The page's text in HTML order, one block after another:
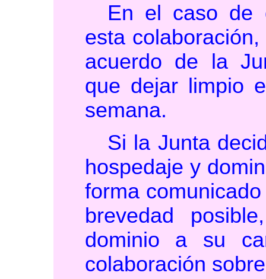
En el caso de
esta
acuerdo de la
que dejar limpio
semana.
Si la Junta
hospedaje y
forma
brevedad
dominio a su
colaboración